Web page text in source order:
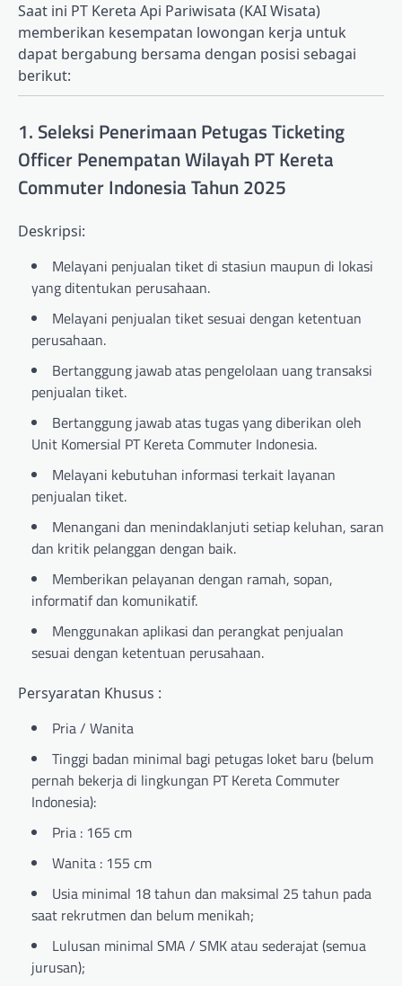
Saat ini PT Kereta Api Pariwisata (KAI Wisata)
memberikan kesempatan lowongan kerja untuk
dapat bergabung bersama dengan posisi sebagai
berikut:
1. Seleksi Penerimaan Petugas Ticketing
Officer Penempatan Wilayah PT Kereta
Commuter Indonesia Tahun 2025
Deskripsi:
Melayani penjualan tiket di stasiun maupun di lokasi
yang ditentukan perusahaan.
Melayani penjualan tiket sesuai dengan ketentuan
perusahaan.
Bertanggung jawab atas pengelolaan uang transaksi
penjualan tiket.
Bertanggung jawab atas tugas yang diberikan oleh
Unit Komersial PT Kereta Commuter Indonesia.
Melayani kebutuhan informasi terkait layanan
penjualan tiket.
Menangani dan menindaklanjuti setiap keluhan, saran
dan kritik pelanggan dengan baik.
Memberikan pelayanan dengan ramah, sopan,
informatif dan komunikatif.
Menggunakan aplikasi dan perangkat penjualan
sesuai dengan ketentuan perusahaan.
Persyaratan Khusus :
Pria / Wanita
Tinggi badan minimal bagi petugas loket baru (belum
pernah bekerja di lingkungan PT Kereta Commuter
Indonesia):
Pria : 165 cm
Wanita : 155 cm
Usia minimal 18 tahun dan maksimal 25 tahun pada
saat rekrutmen dan belum menikah;
Lulusan minimal SMA / SMK atau sederajat (semua
jurusan);